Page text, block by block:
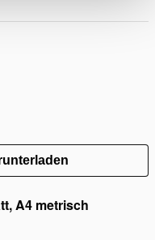
A4 metrisch